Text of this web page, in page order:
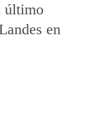
último
en